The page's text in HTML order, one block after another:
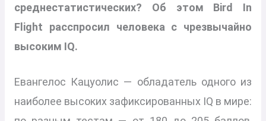
среднестатистических? Об этом Bird In
Flight расспросил человека с чрезвычайно
высоким IQ.
Евангелос Кацуолис — обладатель одного из
наиболее высоких зафиксированных IQ в мире: